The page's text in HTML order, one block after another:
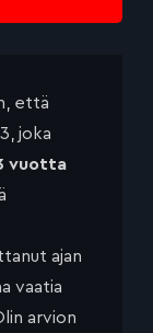
että
joka
vuotta
ajan
vaatia
arvion